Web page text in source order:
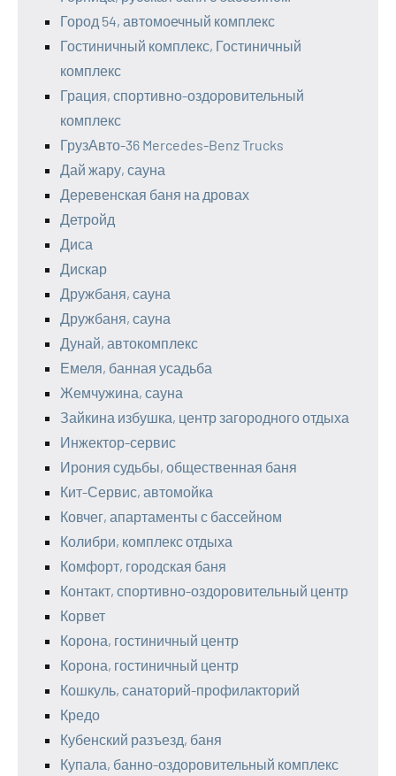
Город 54, автомоечный комплекс
Гостиничный комплекс, Гостиничный
комплекс
Грация, спортивно-оздоровительный
комплекс
ГрузАвто-36 Mercedes-Benz Trucks
Дай жару, сауна
Деревенская баня на дровах
Детройд
Диса
Дискар
Дружбаня, сауна
Дружбаня, сауна
Дунай, автокомплекс
Емеля, банная усадьба
Жемчужина, сауна
Зайкина избушка, центр загородного отдыха
Инжектор-сервис
Ирония судьбы, общественная баня
Кит-Сервис, автомойка
Ковчег, апартаменты с бассейном
Колибри, комплекс отдыха
Комфорт, городская баня
Контакт, спортивно-оздоровительный центр
Корвет
Корона, гостиничный центр
Корона, гостиничный центр
Кошкуль, санаторий-профилакторий
Кредо
Кубенский разъезд, баня
Купала, банно-оздоровительный комплекс